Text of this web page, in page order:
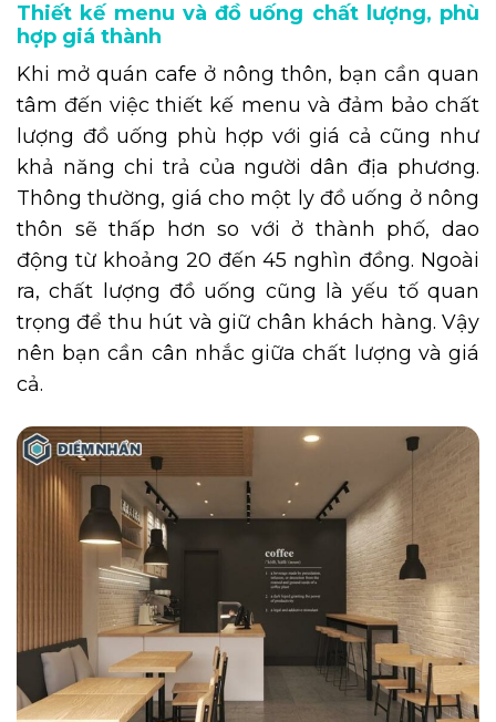
Thiết kế menu và đồ uống chất lượng, phù
hợp giá thành
Khi mở quán cafe ở nông thôn, bạn cần quan
tâm đến việc thiết kế menu và đảm bảo chất
lượng đồ uống phù hợp với giá cả cũng như
khả năng chi trả của người dân địa phương.
Thông thường, giá cho một ly đồ uống ở nông
thôn sẽ thấp hơn so với ở thành phố, dao
động từ khoảng 20 đến 45 nghìn đồng. Ngoài
ra, chất lượng đồ uống cũng là yếu tố quan
trọng để thu hút và giữ chân khách hàng. Vậy
nên bạn cần cân nhắc giữa chất lượng và giá
cả.